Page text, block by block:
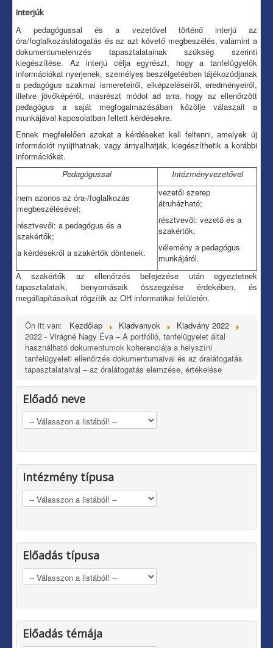
Interjúk
A pedagógussal és a vezetővel történő interjú az
óra/foglalkozáslátogatás és az azt követő megbeszélés, valamint a
dokumentumelemzés tapasztalatainak szükség szerinti
kiegészítése. Az interjú célja egyrészt, hogy a tanfelügyelők
információkat nyerjenek, személyes beszélgetésben tájékozódjanak
a pedagógus szakmai ismereteiről, elképzeléseiről, eredményeiről,
illetve jövőképéről, másrészt módot ad arra, hogy az ellenőrzött
pedagógus a saját megfogalmazásában közölje válaszait a
munkájával kapcsolatban feltett kérdésekre.
Ennek megfelelően azokat a kérdéseket kell feltenni, amelyek új
információt nyújthatnak, vagy árnyalhatják, kiegészíthetik a korábbi
információkat.
Pedagógussal
Intézményvezetővel
nem azonos az óra-/foglalkozás
megbeszélésével;
résztvevői: a pedagógus és a
szakértők;
a kérdésekről a szakértők döntenek.
vezetői szerep
átruházható;
résztvevői: vezető és a
szakértők;
vélemény a pedagógus
munkájáról.
A szakértők az ellenőrzés befejezése után egyeztetnek
tapasztalataik, benyomásaik összegzése érdekében, és
megállapításaikat rögzítik az OH informatikai felületén.
Ön itt van: Kezdőlap Kiadvanyok
Kiadvány 2022
2022 - Virágné Nagy Éva – A portfólió, tanfelügyelet által
használható dokumentumok koherenciája a helyszíni
tanfelügyeleti ellenőrzés dokumentumaival és az óralátogatás
tapasztalataival – az óralátogatás elemzése, értékelése
Előadó neve
Intézmény típusa
Előadás típusa
Előadás témája